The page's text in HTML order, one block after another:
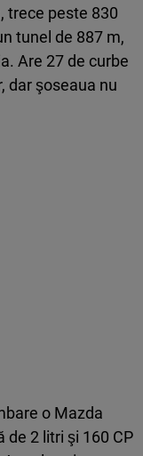
trece peste 830
tunel de 887 m,
Are 27 de curbe
dar şoseaua nu
o Mazda
de 2 litri şi 160 CP